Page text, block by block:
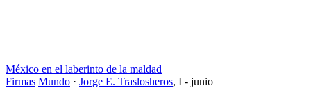
México en el laberinto de la maldad
Firmas Mundo · Jorge E. Traslosheros, I - junio